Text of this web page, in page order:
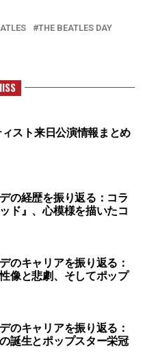
THE BEATLES DAY
スト来日公演情報まとめ
の経歴を振り返る：コラ
ド』、心模様を描いたコ
のキャリアを振り返る：
像と悲劇、そしてポップ
のキャリアを振り返る：
誕生とポップスター栄冠